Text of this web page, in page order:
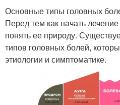
Основные типы головных
Перед тем как начать
понять ее природу.
типов головных болей,
этиологии и симптоматике.